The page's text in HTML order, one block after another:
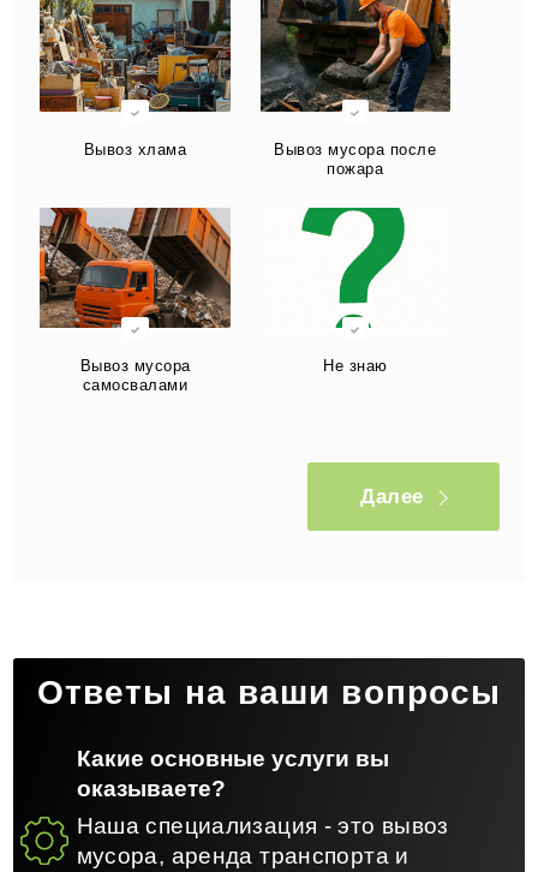
Вывоз хлама
Вывоз мусора после
пожара
Вывоз мусора
самосвалами
Не знаю
Далее
Ответы на ваши вопросы
Какие основные услуги вы
оказываете?
Наша специализация - это вывоз
мусора, аренда транспорта и